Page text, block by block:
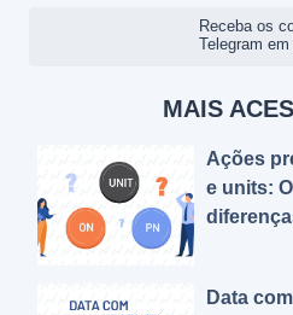
Receba os
Telegram
MAIS
Ações
e units:
Data